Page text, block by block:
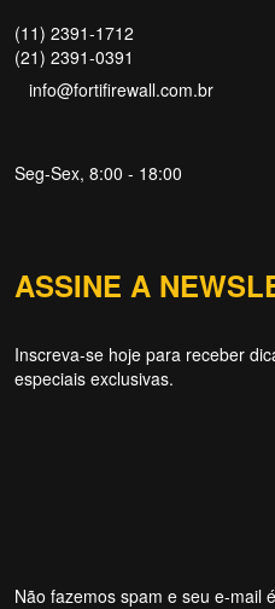
(11) 2391-1712
(21) 2391-0391
info@fortifirewall.com.br
Seg-Sex, 8:00 - 18:00
ASSINE A
Inscreva-se hoje para receber
especiais exclusivas.
Não fazemos spam e seu e-mail
NOME